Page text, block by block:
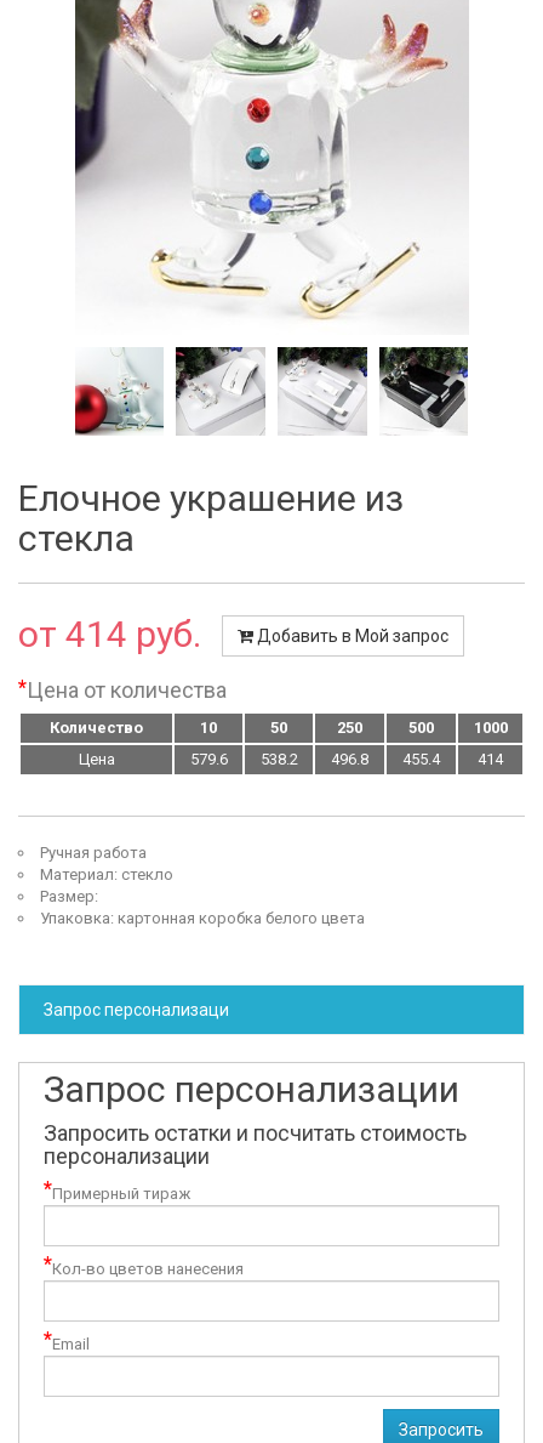
Елочное украшение из
стекла
от 414 руб. Добавить в Мой запрос
*Цена от количества
Количество 10 50 250 500
1000
Цена
579.6 538.2 496.8 455.4 414
Ручная работа
Материал: стекло
Размер:
Упаковка: картонная коробка белого цвета
Запрос персонализаци
Запрос персонализации
Запросить остатки и посчитать стоимость
персонализации
*Примерный тираж
*Кол-во цветов нанесения
*Email
Запросить